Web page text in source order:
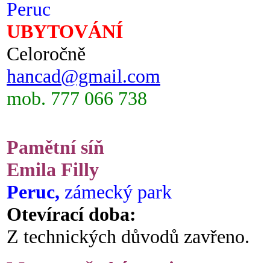
Peruc
UBYTOVÁNÍ
Celoročně
hancad@gmail.com
mob. 777 066 738
Pamětní síň
Emila Filly
Peruc, zámecký park
Otevírací doba:
Z technických důvodů zavřeno.